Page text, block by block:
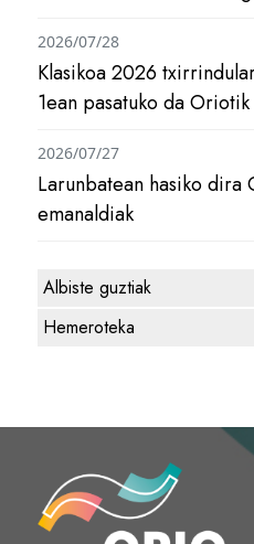
Klasikoa 2026
1ean pasatuko da Oriotik
2026/07/28
Larunbatean hasiko dira
emanaldiak
2026/07/27
Albiste guztiak
Hemeroteka